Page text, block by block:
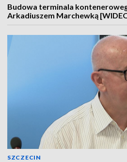
Budowa terminala
Arkadiuszem Marchewką
SZCZECIN